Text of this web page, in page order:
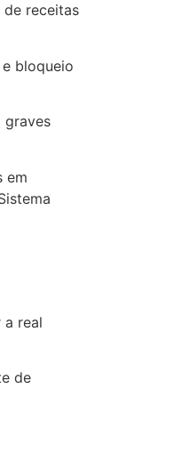
de receitas
bloqueio
graves
em
a real
de